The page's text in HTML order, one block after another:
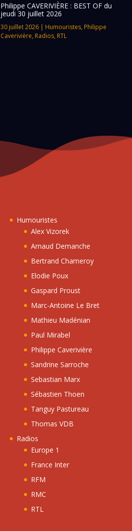
Philippe CAVERIVIÈRE : BEST OF du
jeudi 30 juillet 2026
30 juillet 2026| Humouristes, Philippe
Caverivière, Radios, RTL
Humouristes
Alex Vizorek
Arnaud Demanche
Bertrand Chameroy
Elodie Poux
Gaspard Proust
Marc-Antoine Le Bret
Mathieu Madénian
Paul Mirabel
Philippe Caverivière
Sandrine Sarroche
Sebastian Marx
Sébastien Thoen
Tanguy Pastureau
Thomas VDB
Radios
Europe 1
France Inter
RFM
RMC
RTL